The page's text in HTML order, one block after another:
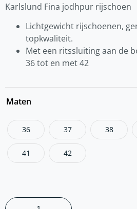
Karlslund Fina jodhpur rijschoen
Lichtgewicht rijschoenen,
topkwaliteit.
Met een ritssluiting aan de
36 tot en met 42
Maten
36 37 38
41 42